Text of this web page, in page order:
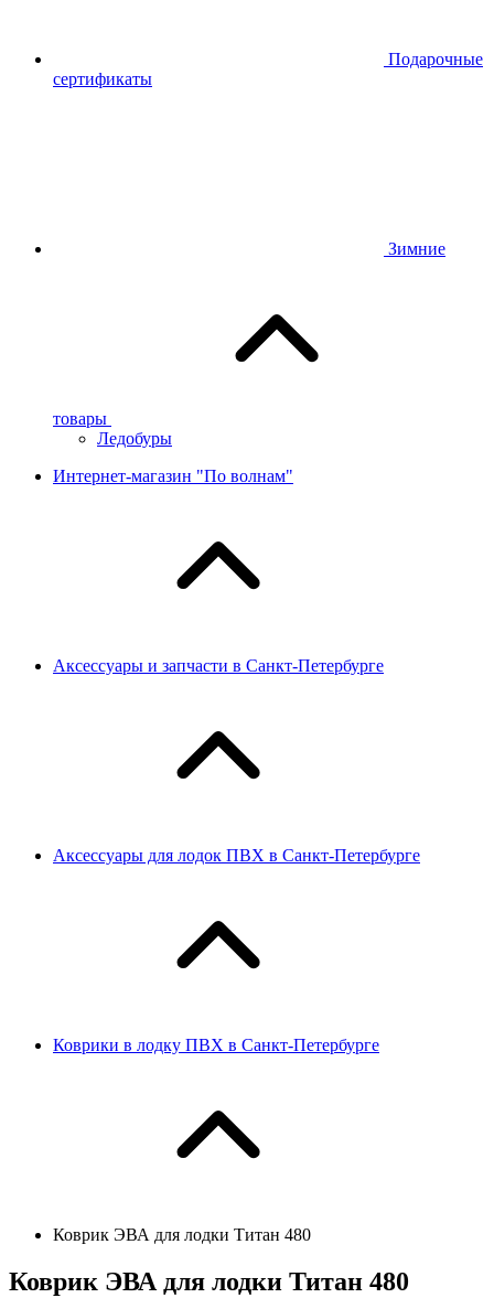
Подарочные
сертификаты
Зимние
товары
Ледобуры
Интернет-магазин "По волнам"
Аксессуары и запчасти в Санкт-Петербурге
Аксессуары для лодок ПВХ в Санкт-Петербурге
Коврики в лодку ПВХ в Санкт-Петербурге
Коврик ЭВА для лодки Титан 480
Коврик ЭВА для лодки Титан 480